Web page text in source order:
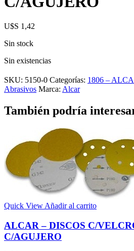
U$S 1,42
Sin stock
Sin existencias
SKU: 5150-0 Categorías: 1806 –
Abrasivos Marca: Alcar
También podría
Quick View Añadir al carrito
ALCAR – DISCOS C/
C/AGUJERO